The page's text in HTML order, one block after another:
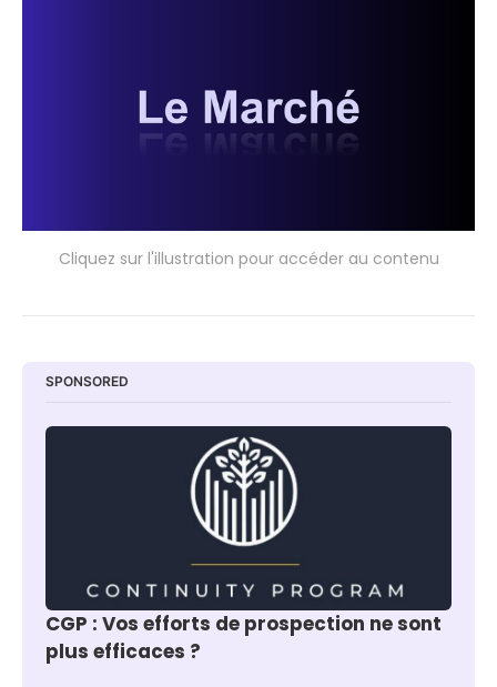
Cliquez sur l'illustration pour accéder au contenu
SPONSORED
CGP : Vos efforts de prospection ne sont
plus efficaces ?